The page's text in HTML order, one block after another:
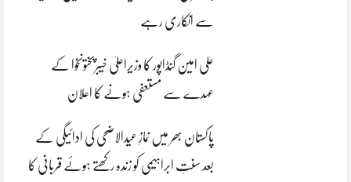
سے انکاری رہے
علی امین گنڈاپور کا وزیراعلیٰ خیبرپختونخوا کے
عہدے سے مستعفی ہونے کا اعلان
پاکستان بھر میں نمازِ عیدالاضحی کی ادائیگی کے
بعد سنتِ ابراہیمی کو زندہ رکھتے ہوئے قربانی کا